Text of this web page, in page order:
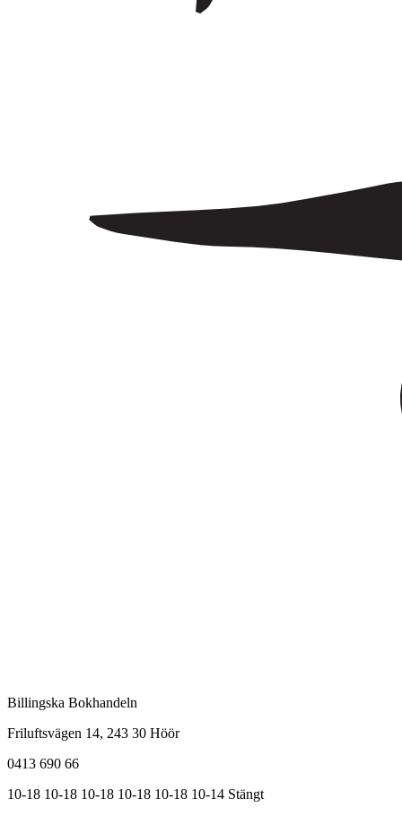
Billingska Bokhandeln
Friluftsvägen 14, 243 30 Höör
0413 690 66
10-18 10-18 10-18 10-18 10-18 10-14 Stängt